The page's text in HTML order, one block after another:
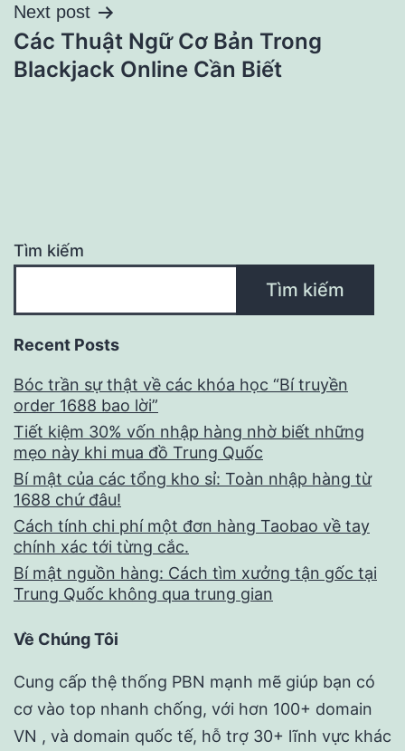
viết
Next post
Các Thuật Ngữ Cơ Bản Trong
Blackjack Online Cần Biết
Tìm kiếm
Tìm kiếm
Recent Posts
Bóc trần sự thật về các khóa học “Bí truyền
order 1688 bao lời”
Tiết kiệm 30% vốn nhập hàng nhờ biết những
mẹo này khi mua đồ Trung Quốc
Bí mật của các tổng kho sỉ: Toàn nhập hàng từ
1688 chứ đâu!
Cách tính chi phí một đơn hàng Taobao về tay
chính xác tới từng cắc.
Bí mật nguồn hàng: Cách tìm xưởng tận gốc tại
Trung Quốc không qua trung gian
Về Chúng Tôi
Cung cấp thệ thống PBN mạnh mẽ giúp bạn có
cơ vào top nhanh chống, với hơn 100+ domain
VN , và domain quốc tế, hỗ trợ 30+ lĩnh vực khác